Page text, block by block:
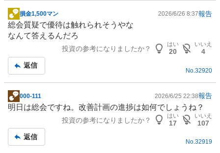
掲
示
板
損金1,500マン 2026/6/26 8:37報告
総会質疑で優待は触れられそうやな
なんて答えるんだろ
投資の参考になりましたか？
はい
20
いいえ
4
返信
No. 32920
掲
示
事
000-111 2026/6/25 22:38報告
明日は総会ですね。改善計画の進捗は如何でしょうね？
投資の参考になりましたか？
はい
17
いいえ
107
返信
No.32919